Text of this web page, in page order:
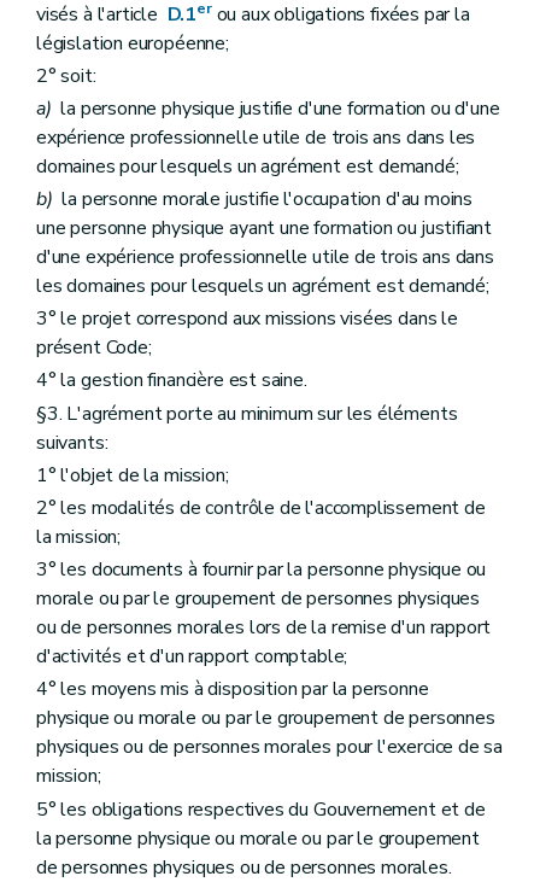
Art. D407
Art. D408
Art. D409
Chapitre II
Art. D410
Art. D411
Art. D412
Art. D413
Art. D414
Art. D415
Art. D416
Art. D417
Chapitre III Dispositions abrogatoires
Art. D418
Chapitre IV
Art. D419
Art. D420
Art. D421
Art. D422
Art. D423
Art. D424
Art. D425
Chapitre V Disposition finale
Art. D426
Annexe
visés à l'article D.1erou aux obligations fixées par la
législation européenne;
2° soit:
a) la personne physique justifie d'une formation ou d'une
expérience professionnelle utile de trois ans dans les
domaines pour lesquels un agrément est demandé;
b) la personne morale justifie l'occupation d'au moins
une personne physique ayant une formation ou justifiant
d'une expérience professionnelle utile de trois ans dans
les domaines pour lesquels un agrément est demandé;
3° le projet correspond aux missions visées dans le
présent Code;
4° la gestion financière est saine.
§3. L'agrément porte au minimum sur les éléments
suivants:
1° l'objet de la mission;
2° les modalités de contrôle de l'accomplissement de
la mission;
3° les documents à fournir par la personne physique ou
morale ou par le groupement de personnes physiques
ou de personnes morales lors de la remise d'un rapport
d'activités et d'un rapport comptable;
4° les moyens mis à disposition par la personne
physique ou morale ou par le groupement de personnes
physiques ou de personnes morales pour l'exercice de sa
mission;
5° les obligations respectives du Gouvernement et de
la personne physique ou morale ou par le groupement
de personnes physiques ou de personnes morales.